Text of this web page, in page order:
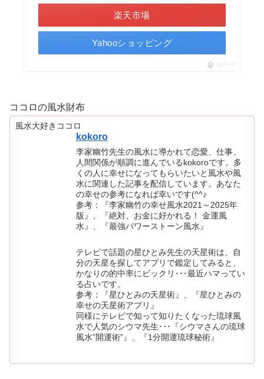
楽天市場
Yahooショッピング
ポチップ
ココロの風水財布
風水大好きココロ
kokoro
李家幽竹先生の風水に導かれて恋愛、仕事、
人間関係が順調に進んでいるkokoroです。多
くの人に幸せになってもらいたいと風水や風
水に関連した記事を配信しています。あなた
の幸せの参考になれば幸いです(^^♪
参考：『李家幽竹の幸せ風水2021～2025年
版』、『絶対、お金に好かれる！ 金運風
水』、『最強パワーストーン風水』
テレビで話題の星ひとみ先生の天星術は、自
分の天星を探してアプリで鑑定してみると、
かなりの的中率にビックリ･･･最近ハマってい
る占いです。
参考：『星ひとみの天星術』、『星ひとみの
幸せの天星術アプリ』
同様にテレビで知って知りたくなった琉球風
水で人気のシウマ先生･･･『シウマさんの琉球
風水”開運術”』、『1分開運琉球秘術』